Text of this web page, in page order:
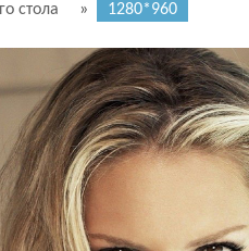
стола » 1280*960